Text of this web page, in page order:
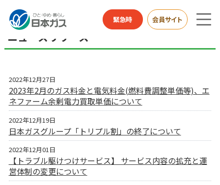
緊急時 会員サイト
総合HOME お知らせ ニュースリリース
ニュースリリース
2022年12月27日
2023年2月のガス料金と電気料金(燃料費調整単価等)、エ
ネファーム余剰電力買取単価について
2022年12月19日
日本ガスグループ「トリプル割」の終了について
2022年12月01日
【トラブル駆けつけサービス】 サービス内容の拡充と運
営体制の変更について